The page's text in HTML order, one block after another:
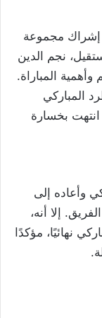
إشراك مجموعة
نجم الدين
المباراة.
المباركي
انتهت بخسارة
وأعاده إلى
إلا أنه،
نهائيًا، مؤكدًا